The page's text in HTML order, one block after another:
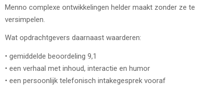
Menno complexe ontwikkelingen helder maakt zonder ze te
versimpelen.
Wat opdrachtgevers daarnaast waarderen:
• gemiddelde beoordeling 9,1
• een verhaal met inhoud, interactie en humor
• een persoonlijk telefonisch intakegesprek vooraf